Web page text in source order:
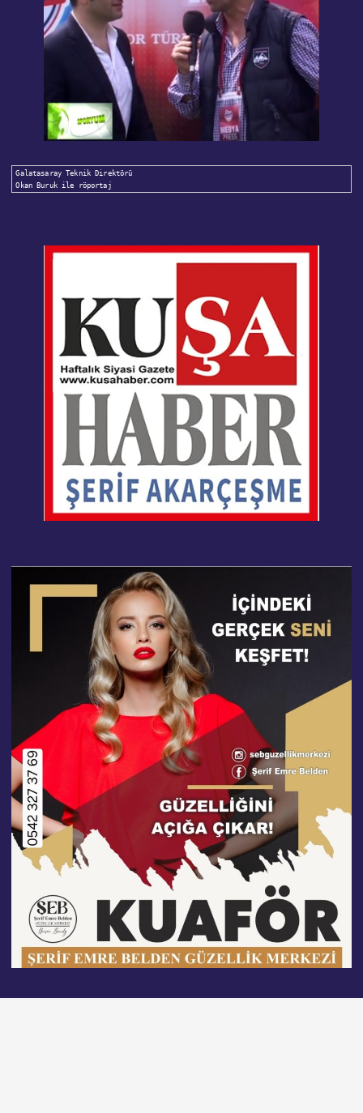
Galatasaray Teknik Direktörü